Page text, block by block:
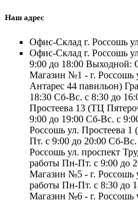
Наш адрес
Офис-Склад г. Россошь
Офис-Склад г. Россошь
9:00 до 18:00 Выходной:
Магазин №1 - г. Россошь
Антарес 44 павильон)
18:30 Сб-Вс. с 8:30 до
Простеева 13 (ТЦ
9:00 до 19:00 Сб-Вс. с
Россошь ул. Простеева
Пт. с 9:00 до 20:00 Сб-
Россошь ул. проспект
работы Пн-Пт. с 9:00 до
Магазин №5 - г. Россошь
работы Пн-Пт. с 8:30 до
Магазин №6 - г.